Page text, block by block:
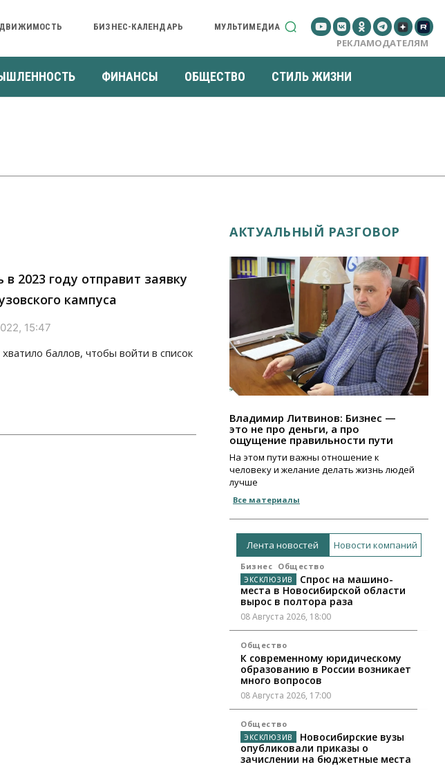
БИЗНЕС-КАЛЕНДАРЬ МУЛЬТИМЕДИА
РЕКЛАМОДАТЕЛЯМ
ФИНАНСЫ ОБЩЕСТВО СТИЛЬ ЖИЗНИ
в 2023 году отправит заявку
кампуса
15:47
баллов, чтобы войти в список
АКТУАЛЬНЫЙ РАЗГОВОР
Владимир Литвинов: Бизнес —
это не про деньги, а про
ощущение правильности пути
На этом пути важны отношение к
человеку и желание делать жизнь людей
лучше
Все материалы
Лента новостей Новости компаний
Бизнес Общество
Спрос на машино-
места в Новосибирской области
вырос в полтора раза
08 Августа 2026, 18:00
Общество
К современному юридическому
образованию в России возникает
много вопросов
08 Августа 2026, 17:00
Общество
Новосибирские вузы
опубликовали приказы о
зачислении на бюджетные места